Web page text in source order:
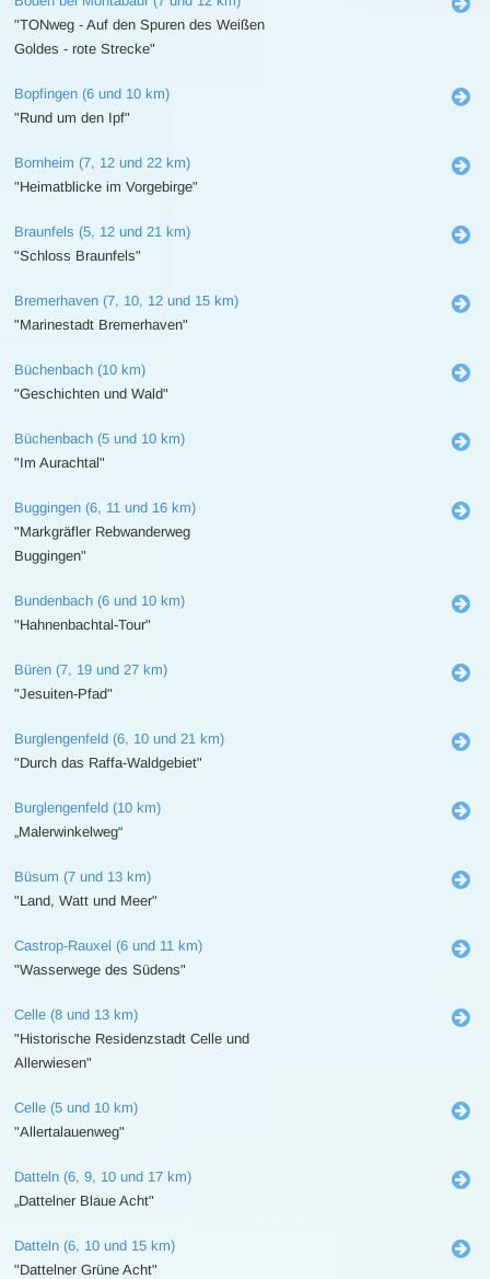
"TONweg - Auf den Spuren des Weißen
Goldes - rote Strecke"
Bopfingen (6 und 10 km)
"Rund um den Ipf"
Bornheim (7, 12 und 22 km)
"Heimatblicke im Vorgebirge"
Braunfels (5, 12 und 21 km)
"Schloss Braunfels"
Bremerhaven (7, 10, 12 und 15 km)
"Marinestadt Bremerhaven"
Büchenbach (10 km)
"Geschichten und Wald"
Büchenbach (5 und 10 km)
"Im Aurachtal"
Buggingen (6, 11 und 16 km)
"Markgräfler Rebwanderweg
Buggingen"
Bundenbach (6 und 10 km)
"Hahnenbachtal-Tour"
Büren (7, 19 und 27 km)
"Jesuiten-Pfad"
Burglengenfeld (6, 10 und 21 km)
"Durch das Raffa-Waldgebiet"
Burglengenfeld (10 km)
„Malerwinkelweg“
Büsum (7 und 13 km)
"Land, Watt und Meer"
Castrop-Rauxel (6 und 11 km)
"Wasserwege des Südens"
Celle (8 und 13 km)
"Historische Residenzstadt Celle und
Allerwiesen"
Celle (5 und 10 km)
"Allertalauenweg"
Datteln (6, 9, 10 und 17 km)
„Dattelner Blaue Acht"
Datteln (6, 10 und 15 km)
"Dattelner Grüne Acht"